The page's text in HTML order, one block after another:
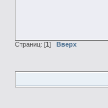
Страниц: [1 ] Вверх